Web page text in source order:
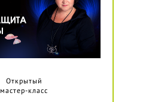
Открытый
мастер-класс